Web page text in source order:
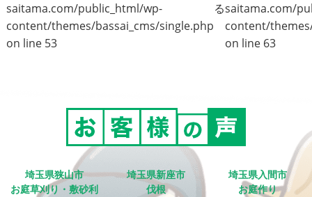
saitama.com/public_html/wp-
content/themes/bassai_cms/single.php
on line 53
るsaitama.com/
content/
on line 63
埼玉県狭山市
お庭草刈り・敷砂利
埼玉県新座市
伐根
埼玉県入間市
お庭作り